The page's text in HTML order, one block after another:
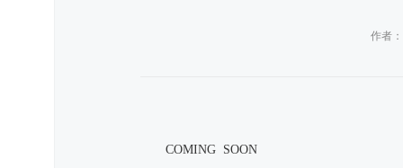
作者
COMING SOON